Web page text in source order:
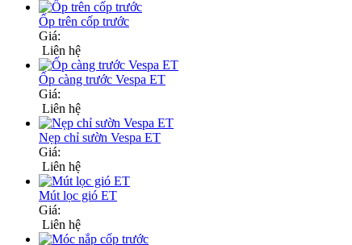
Ốp trên cốp trước
Giá:
Liên hệ
Ốp càng trước Vespa ET
Giá:
Liên hệ
Nẹp chỉ sườn Vespa ET
Giá:
Liên hệ
Mút lọc gió ET
Giá:
Liên hệ